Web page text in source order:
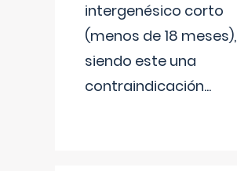
intergenésico corto
(menos de 18 meses),
siendo este una
contraindicación...